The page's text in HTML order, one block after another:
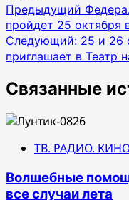
Навигация
по
записям
Предыдущий
пройдет 25 октября
Следующий: 25 и 26
приглашает в Театр
Связанные
ТВ. РАДИО.
Волшебные
все случаи лета